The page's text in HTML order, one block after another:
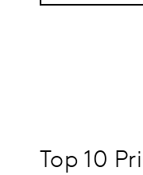
Top 10